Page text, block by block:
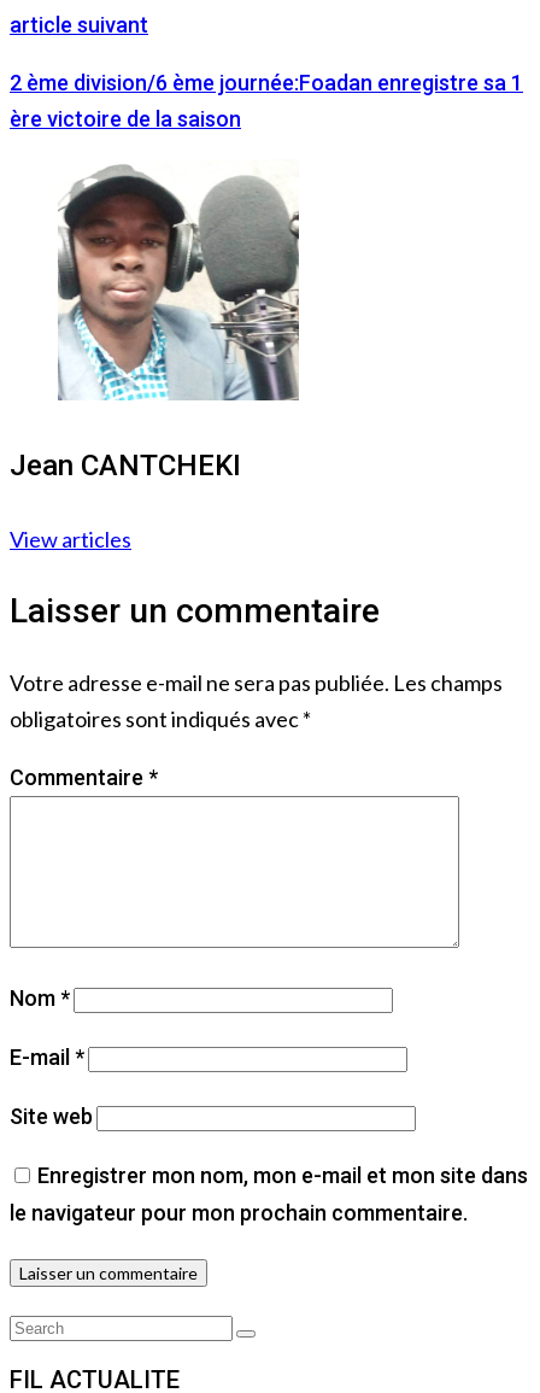
article suivant
2 ème division/6 ème journée:Foadan enregistre sa 1
ère victoire de la saison
Jean CANTCHEKI
View articles
Laisser un commentaire
Votre adresse e-mail ne sera pas publiée. Les champs
obligatoires sont indiqués avec*
Commentaire *
Nom*
E-mail*
Site web
Enregistrer mon nom, mon e-mail et mon site dans
le navigateur pour mon prochain commentaire.
Search
Search
FIL ACTUALITE